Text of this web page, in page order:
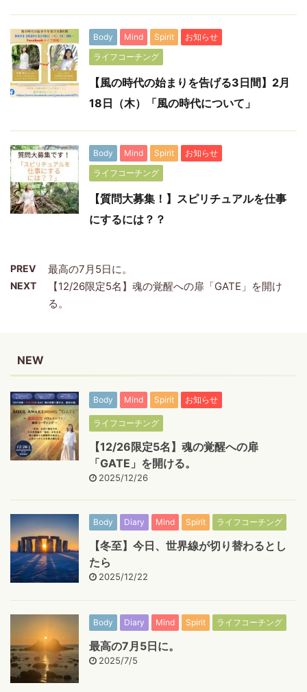
Body Mind Spirit
お知らせ
ライフコーチング
【風の時代の始まりを告げる3日間】2月
18日（木）「風の時代について」
Body Mind Spirit
お知らせ
ライフコーチング
【質問大募集！】スピリチュアルを仕事
にするには？？
PREV 最高の7月5日に。
NEXT
【12/26限定5名】魂の覚醒への扉「GATE」を開け
る。
NEW
Body Mind Spirit お知らせ
ライフコーチング
【12/26限定5名】魂の覚醒への扉
「GATE」を開ける。
2025/12/26
Body Diary Mind Spirit ライフコーチング
【冬至】今日、世界線が切り替わるとし
たら
2025/12/22
Body Diary Mind Spirit ライフコーチング
最高の7月5日に。
2025/7/5